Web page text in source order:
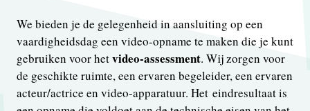
We bieden je de gelegenheid in aansluiting op een
vaardigheidsdag een video-opname te maken die je kunt
gebruiken voor hetvideo-assessment. Wij zorgen voor
de geschikte ruimte, een ervaren begeleider, een ervaren
acteur/actrice en video-apparatuur. Het eindresultaat is